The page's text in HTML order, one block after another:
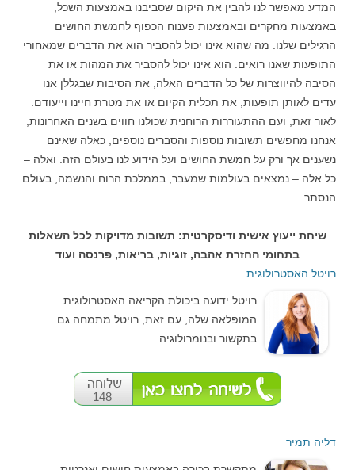
המדע מאפשר לנו להבין את היקום שסביבנו באמצעות השכל,
באמצעות מחקרים ובאמצעות פענוח הכפוף לחמשת החושים
הרגילים שלנו. מה שהוא אינו יכול להסביר הוא את הדברים שמאחורי
התופעות שאנו רואים. הוא אינו יכול להסביר את המהות או את
הסיבה להיווצרות של כל הדברים האלה, את הסיבות שבגללן אנו
עדים לאותן תופעות, את תכלית הקיום או את מטרת חיינו וייעודם.
לאור זאת, ועם ההתעוררות הרוחנית שכולנו חווים בשנים האחרונות,
אנחנו מחפשים תשובות נוספות והסברים נוספים, כאלה שאינם
נשענים אך ורק על חמשת החושים ועל הידוע לנו בעולם הזה. ואלה –
כל אלה – נמצאים בעולמות שמעבר, בממלכת הרוח והנשמה, בעולם
הנסתר.
שיחת ייעוץ אישית ודיסקרטית: תשובות מדויקות לכל השאלות
בתחומי החזרת אהבה, זוגיות, בריאות, פרנסה ועוד
רויטל האסטרולוגית
רויטל ידועה ביכולת הקריאה האסטרולוגית
המופלאה שלה, עם זאת, רויטל מתמחה גם
בתקשור ובנומרולוגיה.
148
דליה תמיר